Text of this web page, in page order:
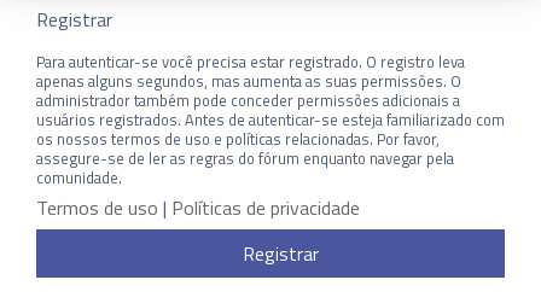
Registrar
Para autenticar-se você precisa estar registrado. O registro leva
apenas alguns segundos, mas aumenta as suas permissões. O
administrador também pode conceder permissões adicionais a
usuários registrados. Antes de autenticar-se esteja familiarizado com
os nossos termos de uso e políticas relacionadas. Por favor,
assegure-se de ler as regras do fórum enquanto navegar pela
comunidade.
Termos de uso | Políticas de privacidade
Registrar